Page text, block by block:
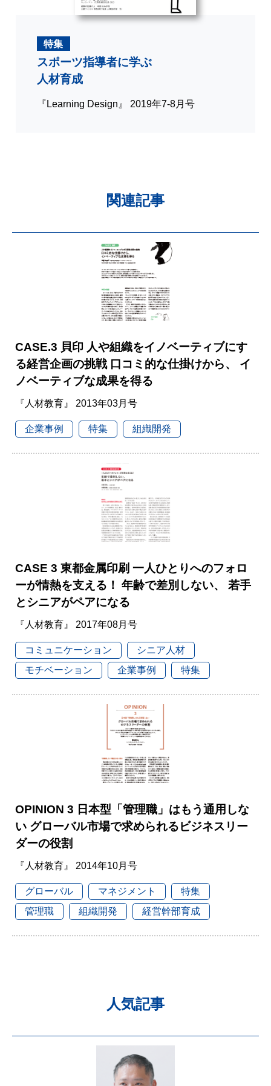
特集
スポーツ指導者に学ぶ
人材育成
『Learning Design』 2019年7-8月号
関連記事
CASE.3 貝印 人や組織をイノベーティブにす
る経営企画の挑戦 口コミ的な仕掛けから、 イ
ノベーティブな成果を得る
『人材教育』 2013年03月号
企業事例 特集 組織開発
CASE 3 東都金属印刷 一人ひとりへのフォロ
ーが情熱を支える！ 年齢で差別しない、 若手
とシニアがペアになる
『人材教育』 2017年08月号
コミュニケーション
シニア人材
モチベーション
企業事例 特集
OPINION 3 日本型「管理職」はもう通用しな
い グローバル市場で求められるビジネスリー
ダーの役割
『人材教育』 2014年10月号
グローバル マネジメント
特集
管理職
組織開発 経営幹部育成
人気記事